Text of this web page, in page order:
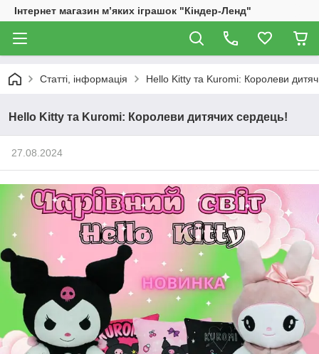
Інтернет магазин м’яких іграшок "Кіндер-Ленд"
Статті, інформація Hello Kitty та Kuromi: Королеви
Hello Kitty та Kuromi: Королеви дитячих сердець!
27.08.2024